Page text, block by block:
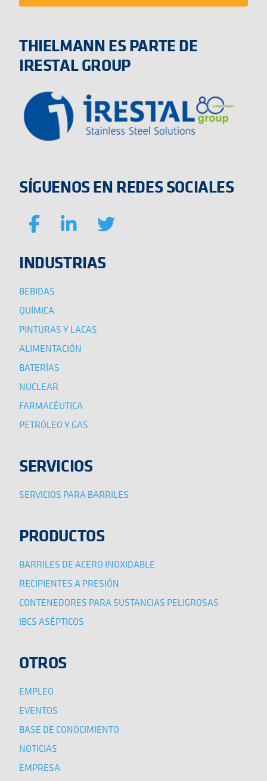
THIELMANN ES PARTE DE
IRESTAL GROUP
SÍGUENOS EN REDES SOCIALES
INDUSTRIAS
BEBIDAS
QUÍMICA
PINTURAS Y LACAS
ALIMENTACIÓN
BATERÍAS
NUCLEAR
FARMACÉUTICA
PETRÓLEO Y GAS
SERVICIOS
SERVICIOS PARA BARRILES
PRODUCTOS
BARRILES DE ACERO INOXIDABLE
RECIPIENTES A PRESIÓN
CONTENEDORES PARA SUSTANCIAS PELIGROSAS
IBCS ASÉPTICOS
OTROS
EMPLEO
EVENTOS
BASE DE CONOCIMIENTO
NOTICIAS
EMPRESA